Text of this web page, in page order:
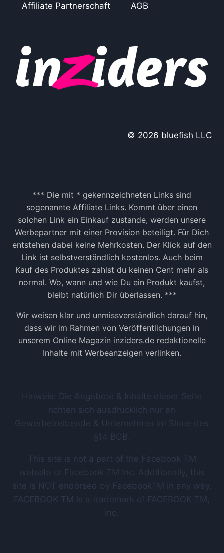
Affiliate Partnerschaft
AGB
© 2026 bluefish LLC
*** Die mit * gekennzeichneten Links sind
sogenannte Affiliate Links. Kommt über einen
solchen Link ein Einkauf zustande, werden unsere
Werbepartner mit einer Provision beteiligt. Für Dich
entstehen dabei keine Mehrkosten. Der Klick auf den
Link ist selbstverständlich kostenlos. Auch beim
Kauf des Produktes zahlst du keinen Cent mehr als
normal. Wo, wann und wie Du ein Produkt kaufst,
bleibt natürlich Dir überlassen. ***
Wir weisen klar und unmissverständlich darauf hin,
dass wir im Rahmen von Veröffentlichungen in
unserem Online Magazin inziders.de redaktionelle
Inhalte mit Werbeanzeigen verlinken.
Hinweis: Die Angebote & Inhalte dieser Seite
richten sich ausdrücklich nur an
Gewerbetreibende & Unternehmer im Sinne des
§14 BGB.
This site is not a part of the Facebook TM
website or Facebook TM Inc. Additionally, this
site is NOT endorsed by FacebookTM in any way.
FACEBOOK TM is a trademark of FACEBOOK TM,
Inc.